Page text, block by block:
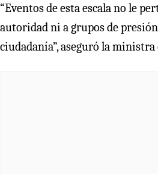
“Eventos de esta escala no le
autoridad ni a grupos de
ciudadanía”, aseguró la ministra